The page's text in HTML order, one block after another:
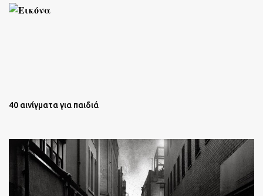
40 αινίγματα για παιδιά